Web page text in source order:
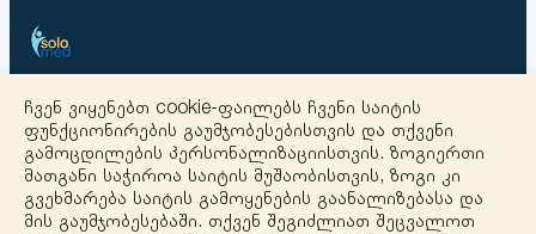
+
−
ჩვენ ვიყენებთ cookie-ფაილებს ჩვენი საიტის
ფუნქციონირების გაუმჯობესებისთვის და თქვენი
გამოცდილების პერსონალიზაციისთვის. ზოგიერთი
მათგანი საჭიროა საიტის მუშაობისთვის, ზოგი კი
გვეხმარება საიტის გამოყენების გაანალიზებასა და
მის გაუმჯობესებაში. თქვენ შეგიძლიათ შეცვალოთ